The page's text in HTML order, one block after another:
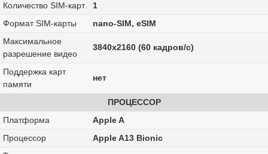
Количество SIM-карт
1
Формат SIM-карты
nano-SIM, eSIM
Максимальное
разрешение видео
3840x2160 (60 кадров/с)
Поддержка карт
памяти
нет
ПРОЦЕССОР
Платформа
Apple A
Процессор
Apple A13 Bionic